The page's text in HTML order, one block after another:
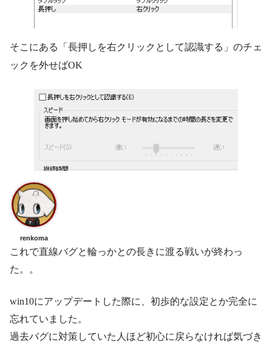
そこにある「長押しを右クリックとして認識する」のチェ
ックを外せばOK
renkoma
これで直線バグと輪っかとの長きに渡る戦いが終わっ
た。。
win10にアップデートした際に、初歩的な設定とか完全に
忘れていました。
過去バグに対策していた人ほど初心に戻らなければ気づき